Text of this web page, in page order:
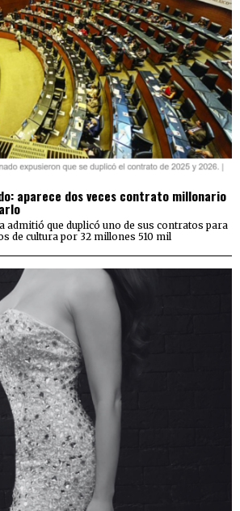
aparece dos veces contrato millonario
admitió que duplicó uno de sus contratos para
de cultura por 32 millones 510 mil